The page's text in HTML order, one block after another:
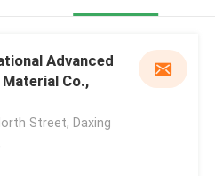
Advanced
Co.,
Street, Daxing